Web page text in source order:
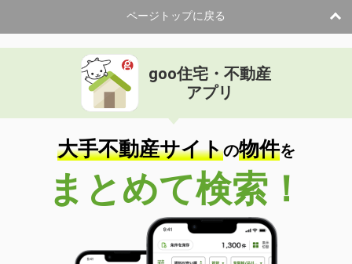
土地面積 318.46m²
山形県米沢市大字口田沢
価 格
住 所
山形県米沢市大字口田沢
建物面積 106.84m²
土地面積
740.49m²
山形県天童市北久野本３
価 格
1,999万円
山形県天童市北久野本３
158.76m²
土地面積 270m²
ページトップに戻る
goo住宅・不動産
アプリ
大手不動産サイトの物件を
まとめて検索！